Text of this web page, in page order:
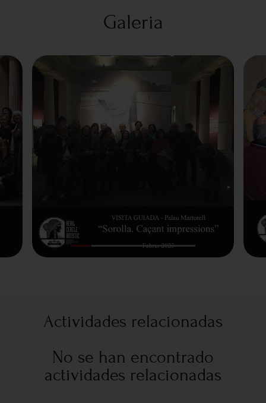
Galeria
Actividades relacionadas
No se han encontrado
actividades relacionadas